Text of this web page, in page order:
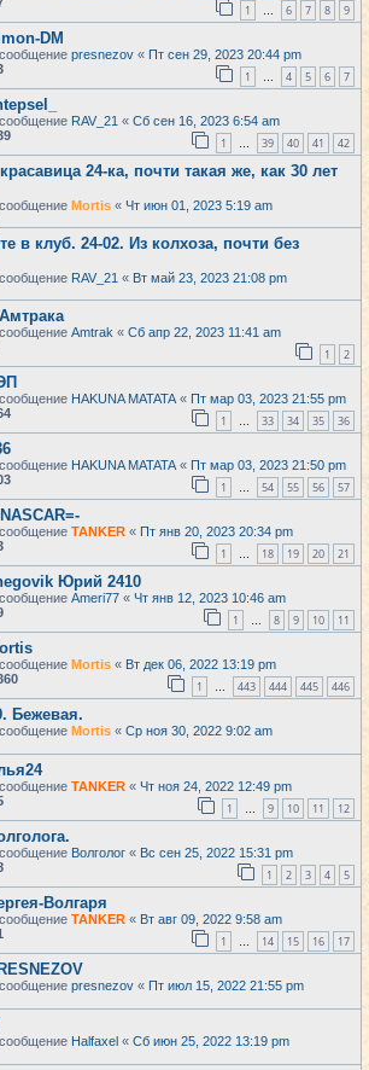
1 … 6 7 8 9
DM
presnezov « Пт сен 29, 2023 20:44 pm
1 … 4 5 6 7
RAV_21 « Сб сен 16, 2023 6:54 am
1 … 39 40 41 42
24-ка, почти такая же, как 30 лет
Mortis « Чт июн 01, 2023 5:19 am
в клуб. 24-02. Из колхоза, почти без
RAV_21 « Вт май 23, 2023 21:08 pm
Amtrak « Сб апр 22, 2023 11:41 am
1 2
HAKUNA MATATA « Пт мар 03, 2023 21:55 pm
1 … 33 34 35 36
HAKUNA MATATA « Пт мар 03, 2023 21:50 pm
1 … 54 55 56 57
TANKER « Пт янв 20, 2023 20:34 pm
1 … 18 19 20 21
Юрий 2410
Ameri77 « Чт янв 12, 2023 10:46 am
1 … 8 9 10 11
Mortis « Вт дек 06, 2022 13:19 pm
1 … 443 444 445 446
Бежевая.
Mortis « Ср ноя 30, 2022 9:02 am
TANKER « Чт ноя 24, 2022 12:49 pm
1 … 9 10 11 12
Волголог « Вс сен 25, 2022 15:31 pm
1 2 3 4 5
Волгаря
TANKER « Вт авг 09, 2022 9:58 am
1 … 14 15 16 17
presnezov « Пт июл 15, 2022 21:55 pm
Halfaxel « Сб июн 25, 2022 13:19 pm